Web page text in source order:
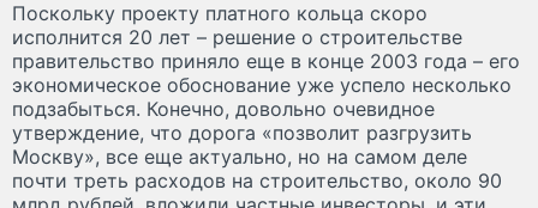
Поскольку проекту платного кольца скоро
исполнится 20 лет – решение о строительстве
правительство приняло еще в конце 2003 года – его
экономическое обоснование уже успело несколько
подзабыться. Конечно, довольно очевидное
утверждение, что дорога «позволит разгрузить
Москву», все еще актуально, но на самом деле
почти треть расходов на строительство, около 90